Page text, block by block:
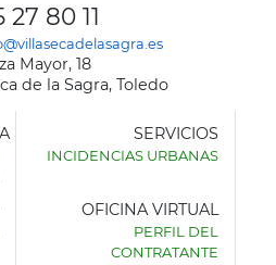
27 80 11
Mayor, 18
de la Sagra, Toledo
SERVICIOS
INCIDENCIAS URBANAS
OFICINA VIRTUAL
PERFIL DEL
CONTRATANTE